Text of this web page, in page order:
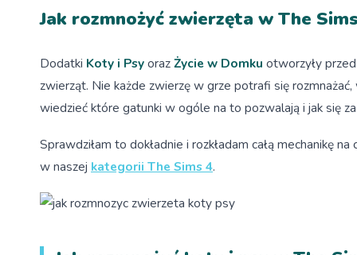
Jak rozmnożyć zwierzęta w The
Dodatki Koty i PsyorazŻycie w Domku otworzyły
zwierząt. Nie każde zwierzę w grze potrafi się
wiedzieć które gatunki w ogóle na to pozwalają i jak się
Sprawdziłam to dokładnie i rozkładam całą mechanikę
w naszej kategorii The Sims 4.